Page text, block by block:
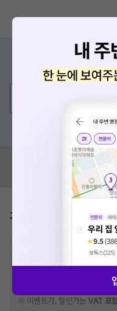
증상/치료,
의사
혹은, 의료상담
혹시 잘못된 병원정보
모두닥 팀에 알려주세요!
가격표
비급여 항목의 경우,추가비
한 가격은 해당 의료기관에 직
※급여 항목의 경우,건강보험
격입니다. (진료와 연관된 복합
산정될 수 있는 점 참고 바랍니
※ 이벤트가, 할인가는VAT 포